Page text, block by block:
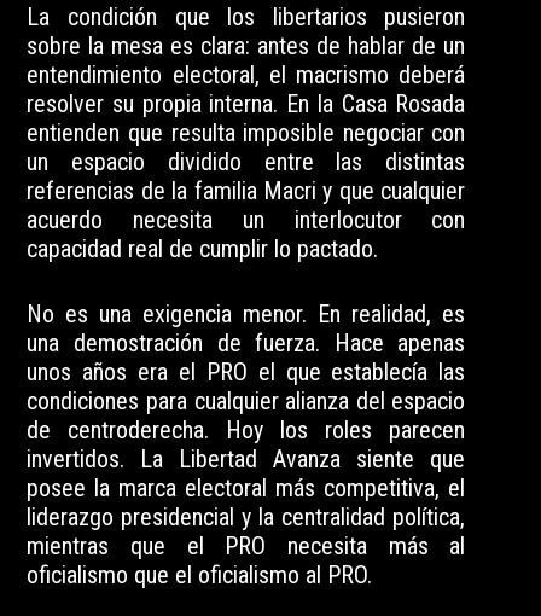
La condición que los libertarios pusieron
sobre la mesa es clara: antes de hablar de un
entendimiento electoral, el macrismo deberá
resolver su propia interna. En la Casa Rosada
entienden que resulta imposible negociar con
un espacio dividido entre las distintas
referencias de la familia Macri y que cualquier
acuerdo necesita un interlocutor con
capacidad real de cumplir lo pactado.
No es una exigencia menor. En realidad, es
una demostración de fuerza. Hace apenas
unos años era el PRO el que establecía las
condiciones para cualquier alianza del espacio
de centroderecha. Hoy los roles parecen
invertidos. La Libertad Avanza siente que
posee la marca electoral más competitiva, el
liderazgo presidencial y la centralidad política,
mientras que el PRO necesita más al
oficialismo que el oficialismo al PRO.